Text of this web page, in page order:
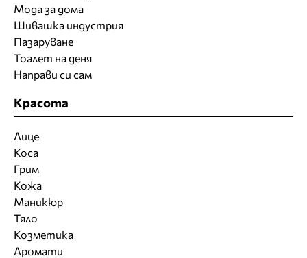
Мода за дома
Шивашка индустрия
Пазаруване
Тоалет на деня
Направи си сам
Красота
Лице
Коса
Грим
Кожа
Маникюр
Тяло
Козметика
Аромати